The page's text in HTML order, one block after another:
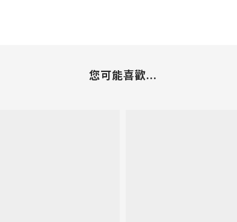
您可能喜歡...